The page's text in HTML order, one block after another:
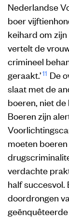
Nederlandse
boer
keihard om zijn
vertelt de
crimineel
geraakt.’11 De
slaat met de
boeren, niet de
Boeren zijn
moeten
verdachte
half succesvol.
doordrongen